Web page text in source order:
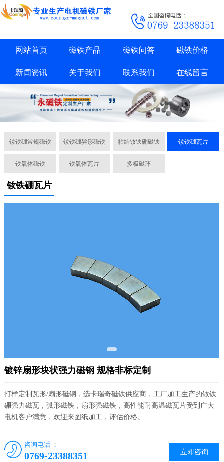
网站首页 磁铁产品 磁铁问答 磁铁价格
新闻资讯 关于我们 联系我们 在线留言
钕铁硼常规磁铁 钕铁硼异形磁铁 粘结钕铁硼磁铁 钕铁硼瓦片
铁氧体磁铁 铁氧体瓦片 多极磁环
钕铁硼瓦片
镀锌扇形块状强力磁钢 规格非标定制
打样定制瓦形/扇形磁钢，选卡瑞奇磁铁供应商，工厂加工生产的钕铁
硼强力磁瓦，弧形磁铁，扇形强磁铁，高性能耐高温磁瓦片受到广大
电机客户满意，欢迎来图纸加工，评估价格。
立即咨询
咨询电话 ：
0769-23388351